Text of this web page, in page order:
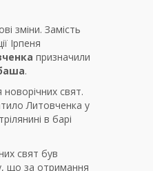
зміни. Замість
Ірпеня
призначили
.
новорічних свят.
Литовченка у
в барі
свят був
що за отримання